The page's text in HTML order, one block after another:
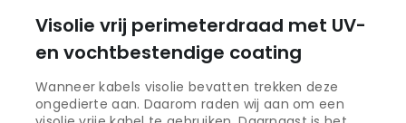
Visolie vrij perimeterdraad met UV-
en vochtbestendige coating
Wanneer kabels visolie bevatten trekken deze
ongedierte aan. Daarom raden wij aan om een